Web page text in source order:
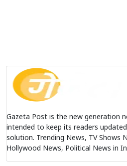
Gazeta Post is the new generation
intended to keep its readers
solution. Trending News, TV Shows
Hollywood News, Political News in